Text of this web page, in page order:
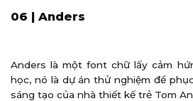
06 | Anders
Anders là một font chữ lấy cảm
học, nó là dự án thử nghiệm để
sáng tạo của nhà thiết kế trẻ Tom